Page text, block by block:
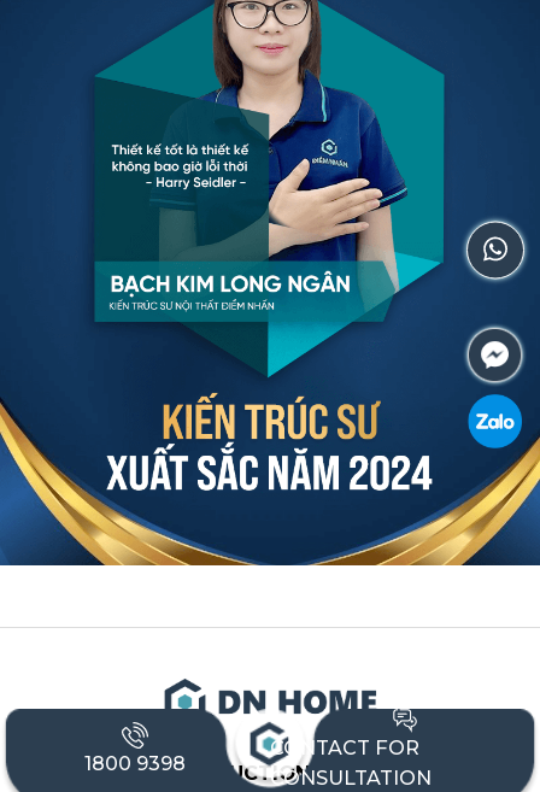
HIGHLIGHT CONSTRUCTION & INTERIOR DESIGN
1800 9398
CONTACT FOR
CONSULTATION